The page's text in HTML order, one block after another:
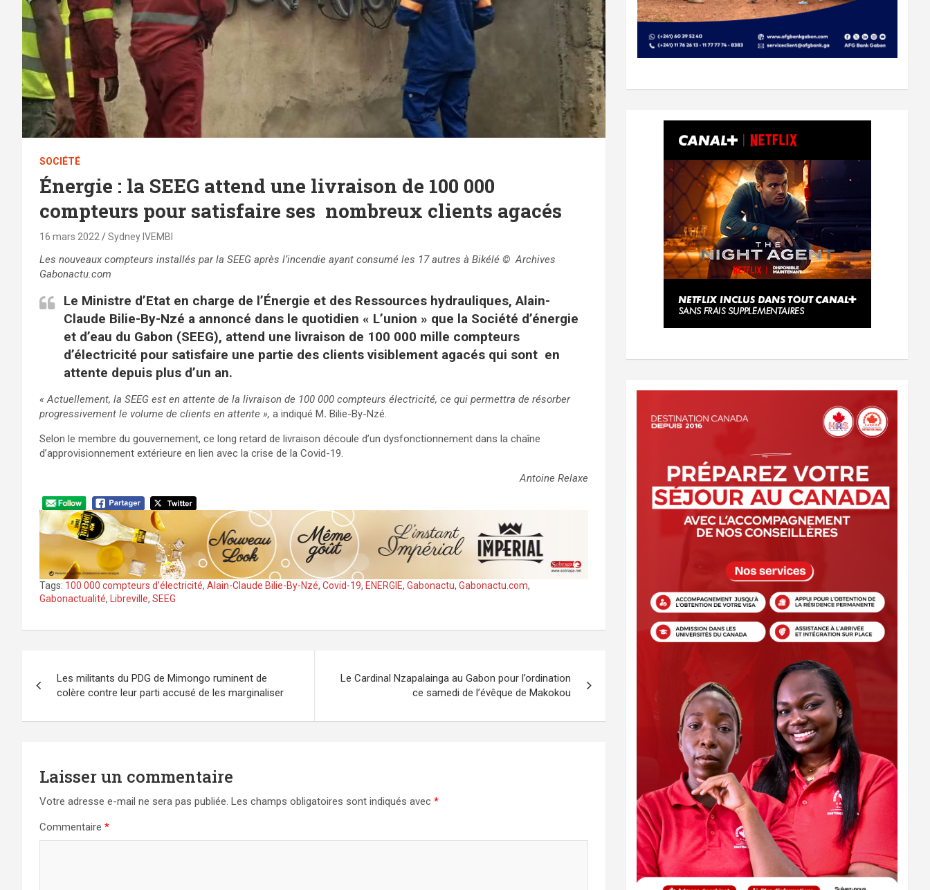
SOCIÉTÉ
Énergie : la SEEG attend une livraison de 100 000
compteurs pour satisfaire ses nombreux clients agacés
16 mars 2022 Sydney IVEMBI
Les nouveaux compteurs installés par la SEEG après l’incendie ayant consumé les 17 autres à Bikélé © Archives
Gabonactu.com
Le Ministre d’Etat en charge de l’Énergie et des Ressources hydrauliques, Alain-
Claude Bilie-By-Nzé a annoncé dans le quotidien « L’union » que la Société d’énergie
et d’eau du Gabon (SEEG), attend une livraison de 100 000 mille compteurs
d’électricité pour satisfaire une partie des clients visiblement agacés qui sont en
attente depuis plus d’un an.
« Actuellement, la SEEG est en attente de la livraison de 100 000 compteurs électricité, ce qui permettra de résorber
progressivement le volume de clients en attente », a indiqué M. Bilie-By-Nzé.
Selon le membre du gouvernement, ce long retard de livraison découle d’un dysfonctionnement dans la chaîne
d’approvisionnement extérieure en lien avec la crise de la Covid-19.
Antoine Relaxe
Tags: 100 000 compteurs d’électricité, Alain-Claude Bilie-By-Nzé, Covid-19, ENERGIE, Gabonactu, Gabonactu.com,
Gabonactualité, Libreville, SEEG
de
l’article
Les militants du PDG de Mimongo ruminent de
colère contre leur parti accusé de les marginaliser
Le Cardinal Nzapalainga au Gabon pour l’ordination
ce samedi de l’évêque de Makokou
Laisser un commentaire
Votre adresse e-mail ne sera pas publiée. Les champs obligatoires sont indiqués avec *
Commentaire *